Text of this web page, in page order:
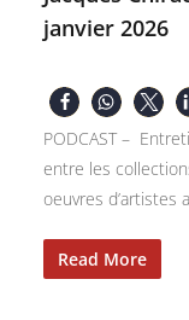
janvier 2026
PODCAST –
entre les
oeuvres d’artistes
Read More